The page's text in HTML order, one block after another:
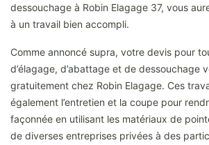
dessouchage à Robin Elagage 37, vous
à un travail bien accompli.
Comme annoncé supra, votre devis pour
d’élagage, d’abattage et de dessouchage
gratuitement chez Robin Elagage. Ces
également l’entretien et la coupe pour
façonnée en utilisant les matériaux de
de diverses entreprises privées à des